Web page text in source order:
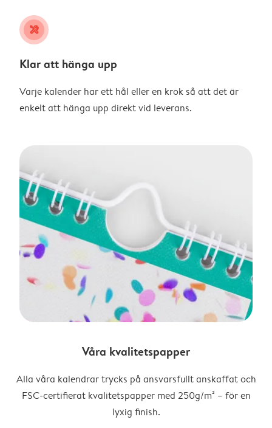
tools
Klar att hänga upp
Varje kalender har ett hål eller en krok så att det är
enkelt att hänga upp direkt vid leverans.
Våra kvalitetspapper
Alla våra kalendrar trycks på ansvarsfullt anskaffat och
FSC-certifierat kvalitetspapper med 250g/m² – för en
lyxig finish.